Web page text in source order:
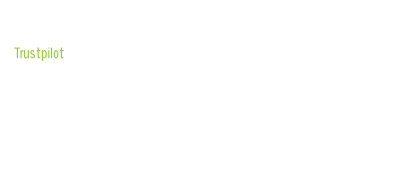
Trustpilot